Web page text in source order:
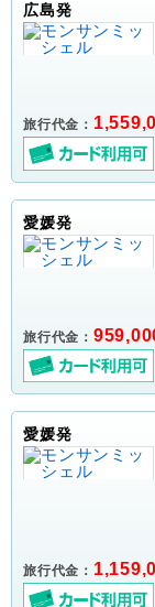
広島発
旅行代金：
愛媛発
旅行代金：
愛媛発
旅行代金：